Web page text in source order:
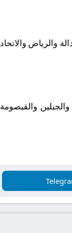
والرياض والاتحاد
والقيصومة